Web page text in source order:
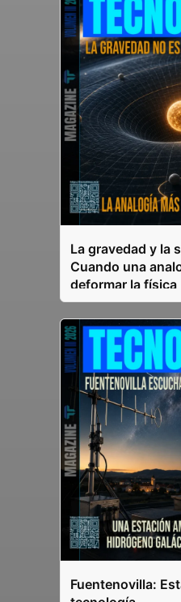
La gravedad y la
Cuando una
deformar la física
Fuentenovilla: